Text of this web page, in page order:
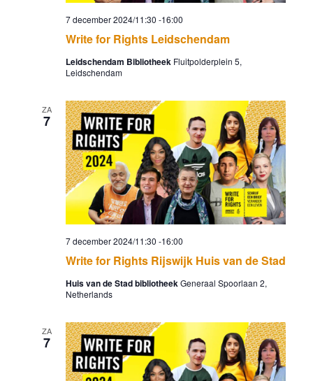
Write for Rights Leidschendam
7 december 2024/11:30 -16:00
Leidschendam Bibliotheek Fluitpolderplein 5,
Leidschendam
ZA
7
Write for Rights Rijswijk Huis van de Stad
7 december 2024/11:30 -16:00
Huis van de Stad bibliotheekGeneraal Spoorlaan 2,
Netherlands
ZA
7